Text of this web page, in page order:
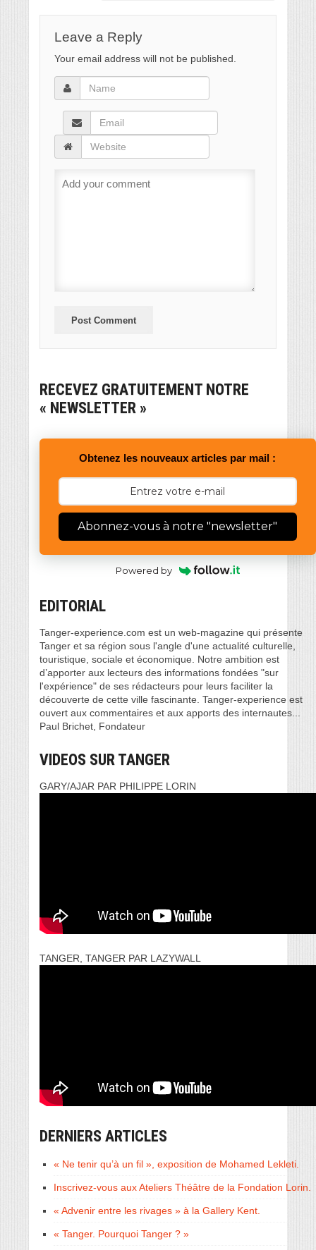
Leave a Reply
Your email address will not be published.
RECEVEZ GRATUITEMENT NOTRE
« NEWSLETTER »
Obtenez les nouveaux articles par mail :
Abonnez-vous à notre "newsletter"
Powered by
EDITORIAL
Tanger-experience.com est un web-magazine qui présente
Tanger et sa région sous l'angle d'une actualité culturelle,
touristique, sociale et économique. Notre ambition est
d’apporter aux lecteurs des informations fondées "sur
l'expérience" de ses rédacteurs pour leurs faciliter la
découverte de cette ville fascinante. Tanger-experience est
ouvert aux commentaires et aux apports des internautes...
Paul Brichet, Fondateur
VIDEOS SUR TANGER
GARY/AJAR PAR PHILIPPE LORIN
TANGER, TANGER PAR LAZYWALL
DERNIERS ARTICLES
« Ne tenir qu’à un fil », exposition de Mohamed Lekleti.
Inscrivez-vous aux Ateliers Théâtre de la Fondation Lorin.
« Advenir entre les rivages » à la Gallery Kent.
« Tanger. Pourquoi Tanger ? »